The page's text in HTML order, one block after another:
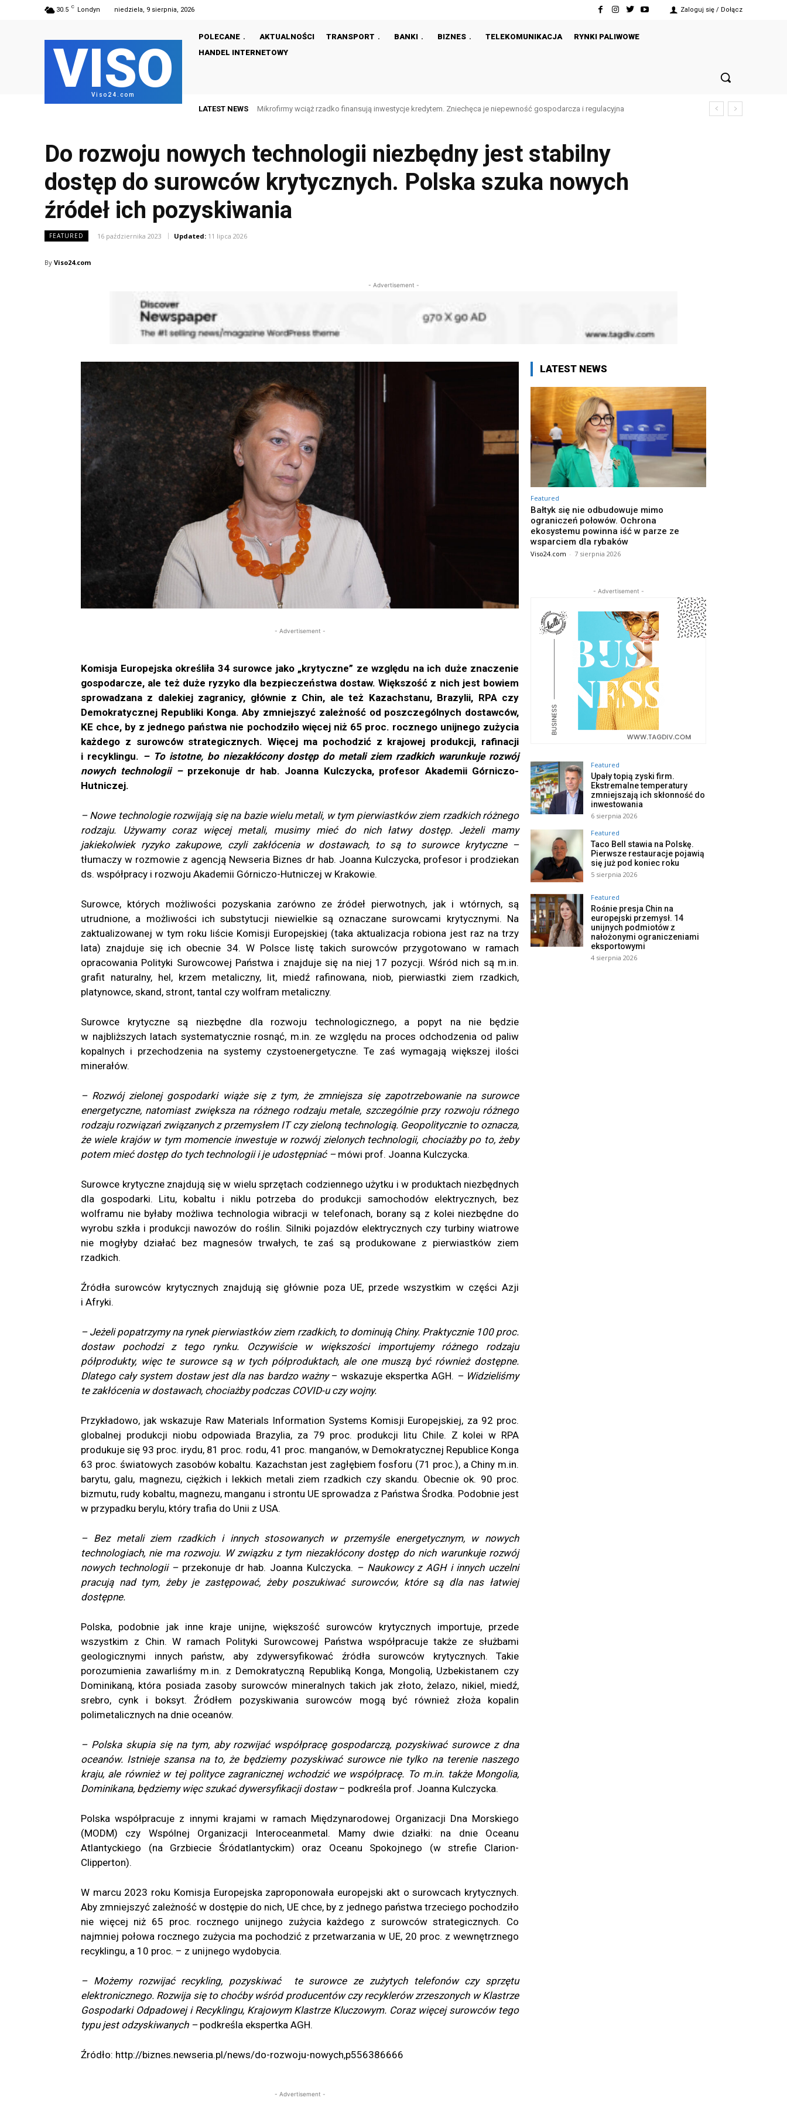
30.5 C Londyn niedziela, 9 sierpnia, 2026 Zaloguj się / Dołącz
VISO
Viso24.com
POLECANE AKTUALNOŚCI TRANSPORT BANKI BIZNES TELEKOMUNIKACJA
RYNKI PALIWOWE
HANDEL INTERNETOWY
LATEST NEWS Mikrofirmy wciąż rzadko finansują inwestycje kredytem. Zniechęca je niepewność gospodarcza i regulacyjna
Do rozwoju nowych technologii niezbędny jest stabilny
dostęp do surowców krytycznych. Polska szuka nowych
źródeł ich pozyskiwania
FEATURED 16 października 2023 Updated: 11 lipca 2026
By Viso24.com
- Advertisement -
- Advertisement -
Komisja Europejska określiła 34 surowce jako „krytyczne” ze względu na ich duże znaczenie
gospodarcze, ale też duże ryzyko dla bezpieczeństwa dostaw. Większość z nich jest bowiem
sprowadzana z dalekiej zagranicy, głównie z Chin, ale też Kazachstanu, Brazylii, RPA czy
Demokratycznej Republiki Konga. Aby zmniejszyć zależność od poszczególnych dostawców,
KE chce, by z jednego państwa nie pochodziło więcej niż 65 proc. rocznego unijnego zużycia
każdego z surowców strategicznych. Więcej ma pochodzić z krajowej produkcji, rafinacji
i recyklingu. – To istotne, bo niezakłócony dostęp do metali ziem rzadkich warunkuje rozwój
nowych technologii – przekonuje dr hab. Joanna Kulczycka, profesor Akademii Górniczo-
Hutniczej.
– Nowe technologie rozwijają się na bazie wielu metali, w tym pierwiastków ziem rzadkich różnego
rodzaju. Używamy coraz więcej metali, musimy mieć do nich łatwy dostęp. Jeżeli mamy
jakiekolwiek ryzyko zakupowe, czyli zakłócenia w dostawach, to są to surowce krytyczne –
tłumaczy w rozmowie z agencją Newseria Biznes dr hab. Joanna Kulczycka, profesor i prodziekan
ds. współpracy i rozwoju Akademii Górniczo-Hutniczej w Krakowie.
Surowce, których możliwości pozyskania zarówno ze źródeł pierwotnych, jak i wtórnych, są
utrudnione, a możliwości ich substytucji niewielkie są oznaczane surowcami krytycznymi. Na
zaktualizowanej w tym roku liście Komisji Europejskiej (taka aktualizacja robiona jest raz na trzy
lata) znajduje się ich obecnie 34. W Polsce listę takich surowców przygotowano w ramach
opracowania Polityki Surowcowej Państwa i znajduje się na niej 17 pozycji. Wśród nich są m.in.
grafit naturalny, hel, krzem metaliczny, lit, miedź rafinowana, niob, pierwiastki ziem rzadkich,
platynowce, skand, stront, tantal czy wolfram metaliczny.
Surowce krytyczne są niezbędne dla rozwoju technologicznego, a popyt na nie będzie
w najbliższych latach systematycznie rosnąć, m.in. ze względu na proces odchodzenia od paliw
kopalnych i przechodzenia na systemy czystoenergetyczne. Te zaś wymagają większej ilości
minerałów.
– Rozwój zielonej gospodarki wiąże się z tym, że zmniejsza się zapotrzebowanie na surowce
energetyczne, natomiast zwiększa na różnego rodzaju metale, szczególnie przy rozwoju różnego
rodzaju rozwiązań związanych z przemysłem IT czy zieloną technologią. Geopolitycznie to oznacza,
że wiele krajów w tym momencie inwestuje w rozwój zielonych technologii, chociażby po to, żeby
potem mieć dostęp do tych technologii i je udostępniać –mówi prof. Joanna Kulczycka.
Surowce krytyczne znajdują się w wielu sprzętach codziennego użytku i w produktach niezbędnych
dla gospodarki. Litu, kobaltu i niklu potrzeba do produkcji samochodów elektrycznych, bez
wolframu nie byłaby możliwa technologia wibracji w telefonach, borany są z kolei niezbędne do
wyrobu szkła i produkcji nawozów do roślin. Silniki pojazdów elektrycznych czy turbiny wiatrowe
nie mogłyby działać bez magnesów trwałych, te zaś są produkowane z pierwiastków ziem
rzadkich.
Źródła surowców krytycznych znajdują się głównie poza UE, przede wszystkim w części Azji
i Afryki.
– Jeżeli popatrzymy na rynek pierwiastków ziem rzadkich, to dominują Chiny. Praktycznie 100 proc.
dostaw pochodzi z tego rynku. Oczywiście w większości importujemy różnego rodzaju
półprodukty, więc te surowce są w tych półproduktach, ale one muszą być również dostępne.
Dlatego cały system dostaw jest dla nas bardzo ważny – wskazuje ekspertka AGH. – Widzieliśmy
te zakłócenia w dostawach, chociażby podczas COVID-u czy wojny.
Przykładowo, jak wskazuje Raw Materials Information Systems Komisji Europejskiej, za 92 proc.
globalnej produkcji niobu odpowiada Brazylia, za 79 proc. produkcji litu Chile. Z kolei w RPA
produkuje się 93 proc. irydu, 81 proc. rodu, 41 proc. manganów, w Demokratycznej Republice Konga
63 proc. światowych zasobów kobaltu. Kazachstan jest zagłębiem fosforu (71 proc.), a Chiny m.in.
barytu, galu, magnezu, ciężkich i lekkich metali ziem rzadkich czy skandu. Obecnie ok. 90 proc.
bizmutu, rudy kobaltu, magnezu, manganu i strontu UE sprowadza z Państwa Środka. Podobnie jest
w przypadku berylu, który trafia do Unii z USA.
– Bez metali ziem rzadkich i innych stosowanych w przemyśle energetycznym, w nowych
technologiach, nie ma rozwoju. W związku z tym niezakłócony dostęp do nich warunkuje rozwój
nowych technologii –przekonuje dr hab. Joanna Kulczycka. – Naukowcy z AGH i innych uczelni
pracują nad tym, żeby je zastępować, żeby poszukiwać surowców, które są dla nas łatwiej
dostępne.
Polska, podobnie jak inne kraje unijne, większość surowców krytycznych importuje, przede
wszystkim z Chin. W ramach Polityki Surowcowej Państwa współpracuje także ze służbami
geologicznymi innych państw, aby zdywersyfikować źródła surowców krytycznych. Takie
porozumienia zawarliśmy m.in. z Demokratyczną Republiką Konga, Mongolią, Uzbekistanem czy
Dominikaną, która posiada zasoby surowców mineralnych takich jak złoto, żelazo, nikiel, miedź,
srebro, cynk i boksyt. Źródłem pozyskiwania surowców mogą być również złoża kopalin
polimetalicznych na dnie oceanów.
– Polska skupia się na tym, aby rozwijać współpracę gospodarczą, pozyskiwać surowce z dna
oceanów. Istnieje szansa na to, że będziemy pozyskiwać surowce nie tylko na terenie naszego
kraju, ale również w tej polityce zagranicznej wchodzić we współpracę. To m.in. także Mongolia,
Dominikana, będziemy więc szukać dywersyfikacji dostaw– podkreśla prof. Joanna Kulczycka.
Polska współpracuje z innymi krajami w ramach Międzynarodowej Organizacji Dna Morskiego
(MODM) czy Wspólnej Organizacji Interoceanmetal. Mamy dwie działki: na dnie Oceanu
Atlantyckiego (na Grzbiecie Śródatlantyckim) oraz Oceanu Spokojnego (w strefie Clarion-
Clipperton).
W marcu 2023 roku Komisja Europejska zaproponowała europejski akt o surowcach krytycznych.
Aby zmniejszyć zależność w dostępie do nich, UE chce, by z jednego państwa trzeciego pochodziło
nie więcej niż 65 proc. rocznego unijnego zużycia każdego z surowców strategicznych. Co
najmniej połowa rocznego zużycia ma pochodzić z przetwarzania w UE, 20 proc. z wewnętrznego
recyklingu, a 10 proc. – z unijnego wydobycia.
– Możemy rozwijać recykling, pozyskiwać te surowce ze zużytych telefonów czy sprzętu
elektronicznego. Rozwija się to choćby wśród producentów czy recyklerów zrzeszonych w Klastrze
Gospodarki Odpadowej i Recyklingu, Krajowym Klastrze Kluczowym. Coraz więcej surowców tego
typu jest odzyskiwanych –podkreśla ekspertka AGH.
Źródło: http://biznes.newseria.pl/news/do-rozwoju-nowych,p556386666
- Advertisement -
LATEST NEWS
Featured
Bałtyk się nie odbudowuje mimo
ograniczeń połowów. Ochrona
ekosystemu powinna iść w parze ze
wsparciem dla rybaków
Viso24.com - 7 sierpnia 2026
- Advertisement -
Featured
Upały topią zyski firm.
Ekstremalne temperatury
zmniejszają ich skłonność do
inwestowania
6 sierpnia 2026
Featured
Taco Bell stawia na Polskę.
Pierwsze restauracje pojawią
się już pod koniec roku
5 sierpnia 2026
Featured
Rośnie presja Chin na
europejski przemysł. 14
unijnych podmiotów z
nałożonymi ograniczeniami
eksportowymi
4 sierpnia 2026